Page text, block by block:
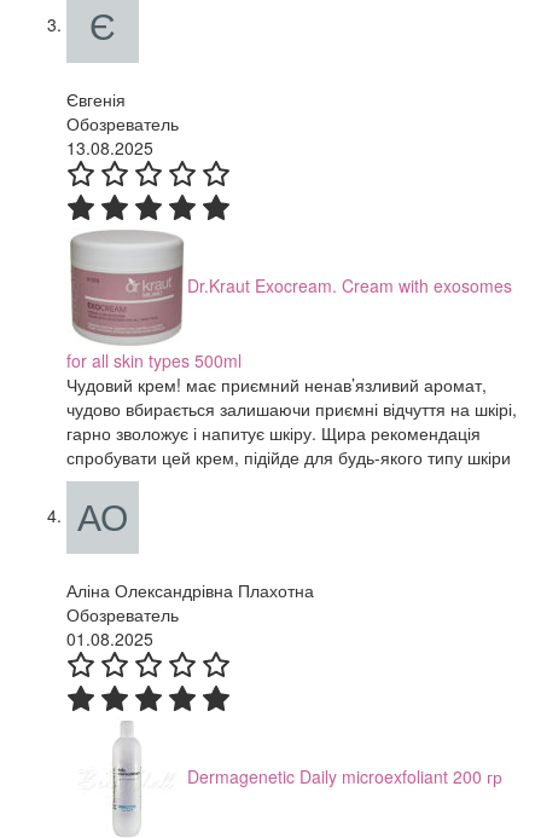
Євгенія
Обозреватель
13.08.2025
Dr.Kraut Exocream. Cream with exosomes
for all skin types 500ml
Чудовий крем! має приємний ненав’язливий аромат,
чудово вбирається залишаючи приємні відчуття на шкірі,
гарно зволожує і напитує шкіру. Щира рекомендація
спробувати цей крем, підійде для будь-якого типу шкіри
Аліна Олександрівна Плахотна
Обозреватель
01.08.2025
Dermagenetic Daily microexfoliant 200 гр